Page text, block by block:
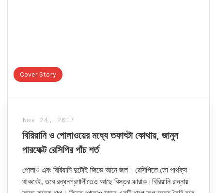
Cover Story
Nov 24, 2017
বিরিয়ানি ও পোলাওয়ের মধ্যে তফাৎটা কোথায়, জানুন
পারফেক্ট রেসিপির পাঁচ শর্ত
পোলাও এবং বিরিয়ানি দুটোই জিভে আনে জল। রেসিপিতে তো পার্থক্য
থাকবেই, তবে রন্ধনপ্রণালীতেও আছে বিস্তর ফারাক।বিরিয়ানি রান্নায়